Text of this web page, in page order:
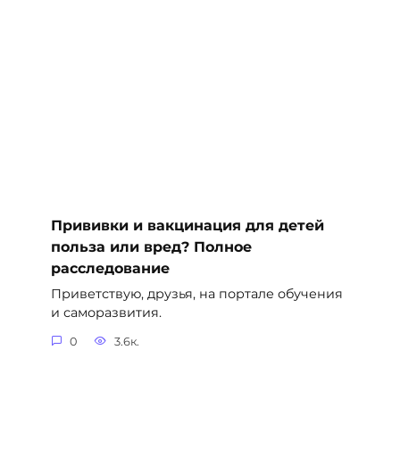
Прививки и вакцинация для детей
польза или вред? Полное
расследование
Приветствую, друзья, на портале обучения
и саморазвития.
0 3.6к.